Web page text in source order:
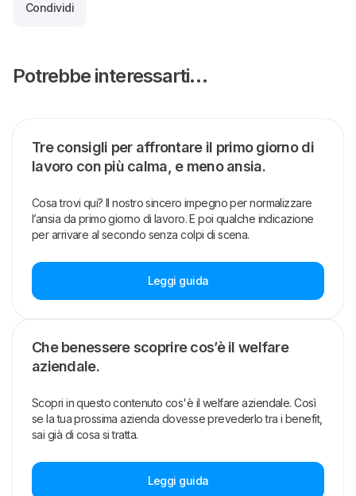
Condividi
Potrebbe interessarti…
Tre consigli per affrontare il primo giorno di
lavoro con più calma, e meno ansia.
Cosa trovi qui? Il nostro sincero impegno per normalizzare
l’ansia da primo giorno di lavoro. E poi qualche indicazione
per arrivare al secondo senza colpi di scena.
Leggi guida
Che benessere scoprire cos’è il welfare
aziendale.
Scopri in questo contenuto cos'è il welfare aziendale. Così
se la tua prossima azienda dovesse prevederlo tra i benefit,
sai già di cosa si tratta.
Leggi guida